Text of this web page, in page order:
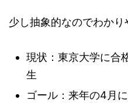
少し抽象的なのでわかり
現状：東京大学に合
生
ゴール：来年の4月